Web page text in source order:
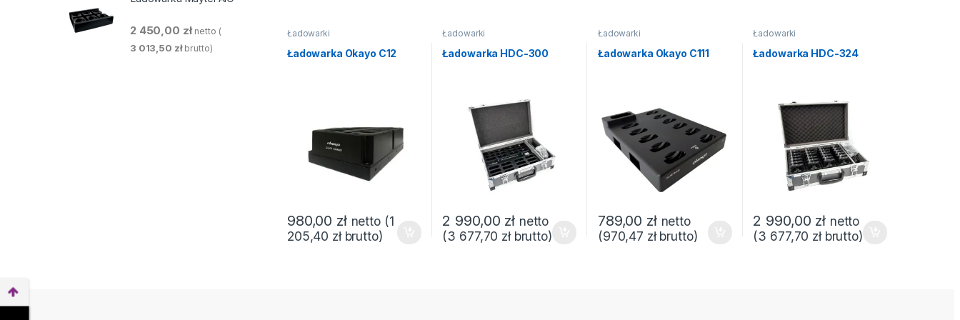
Ładowarki
Ładowarka Okayo C12
980,00 zł netto (1
205,40 złbrutto)
Ładowarki
Ładowarka HDC-300
2 990,00 zł netto
(3 677,70 złbrutto)
Ładowarki
Ładowarka Okayo C111
789,00 zł netto
(970,47 złbrutto)
Ładowarki
Ładowarka HDC-324
2 990,00 zł netto
(3 677,70 złbrutto)
2 450,00 zł netto (
3 013,50 złbrutto)